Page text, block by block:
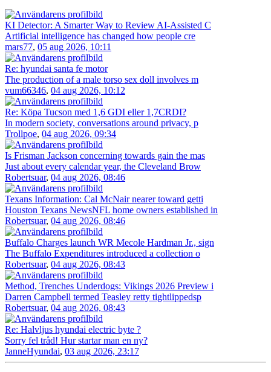
KI Detector: A Smarter Way to Review AI-Assisted C
Artificial intelligence has changed how people cre
mars77, 05 aug 2026, 10:11
Re: hyundai santa fe motor
The production of a male torso sex doll involves m
vum66346, 04 aug 2026, 10:12
Re: Köpa Tucson med 1,6 GDI eller 1,7CRDI?
In modern society, conversations around privacy, p
Trollpoe, 04 aug 2026, 09:34
Is Frisman Jackson concerning towards gain the mas
Just about every calendar year, the Cleveland Brow
Robertsuar, 04 aug 2026, 08:46
Texans Information: Cal McNair nearer toward getti
Houston Texans NewsNFL home owners established in
Robertsuar, 04 aug 2026, 08:46
Buffalo Charges launch WR Mecole Hardman Jr., sign
The Buffalo Expenditures introduced a collection o
Robertsuar, 04 aug 2026, 08:43
Method, Trenches Underdogs: Vikings 2026 Preview i
Darren Campbell termed Teasley retty tightlippedsp
Robertsuar, 04 aug 2026, 08:43
Re: Halvljus hyundai electric byte ?
Sorry fel tråd! Hur startar man en ny?
JanneHyundai, 03 aug 2026, 23:17